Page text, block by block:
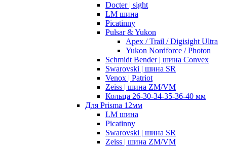
Docter | sight
LM шина
Picatinny
Pulsar & Yukon
Apex / Trail / Digisight Ultra
Yukon Nordforce / Photon
Schmidt Bender | шина Convex
Swarovski | шина SR
Venox | Patriot
Zeiss | шина ZM/VM
Кольца 26-30-34-35-36-40 мм
Для Prisma 12мм
LM шина
Picatinny
Swarovski | шина SR
Zeiss | шина ZM/VM